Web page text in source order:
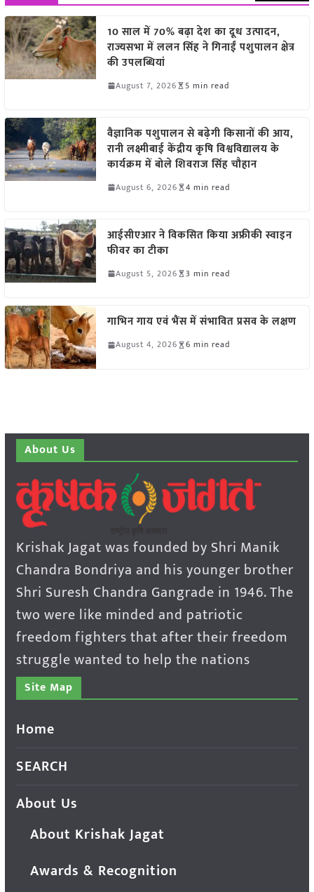
10 साल में 70% बढ़ा देश का दूध उत्पादन,
राज्यसभा में ललन सिंह ने गिनाईं पशुपालन क्षेत्र
की उपलब्धियां
August 7, 2026 5 min read
वैज्ञानिक पशुपालन से बढ़ेगी किसानों की आय,
रानी लक्ष्मीबाई केंद्रीय कृषि विश्वविद्यालय के
कार्यक्रम में बोले शिवराज सिंह चौहान
August 6, 2026 4 min read
आईसीएआर ने विकसित किया अफ्रीकी स्वाइन
फीवर का टीका
August 5, 2026 3 min read
गाभिन गाय एवं भैंस में संभावित प्रसव के लक्षण
August 4, 2026 6 min read
About Us
Krishak Jagat was founded by Shri Manik
Chandra Bondriya and his younger brother
Shri Suresh Chandra Gangrade in 1946. The
two were like minded and patriotic
freedom fighters that after their freedom
struggle wanted to help the nations
Site Map
Home
SEARCH
About Us
About Krishak Jagat
Awards & Recognition